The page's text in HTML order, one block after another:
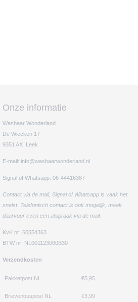
Onze informatie
Wasbaar Wonderland
De Wiecken 17
9351 AX Leek
E-mail: info@wasbaarwonderland.nl
Signal of Whatsapp: 06-44416387
Contact via de mail, Signal of Whatsapp is vaak het
snelst. Telefonisch contact is ook mogelijk, maak
daarvoor even een afspraak via de mail.
KvK nr: 60554363
BTW nr: NL001123060B30
Verzendkosten
Pakketpost NL €5,95
Brievenbuspost NL €3,99